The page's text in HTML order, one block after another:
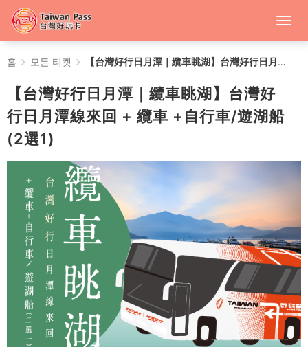
【台
灣
好
行
홈 모든 티켓 【台灣好行日月潭｜纜車眺湖】台灣好行日月潭線來回 + 纜車 +自行車/遊湖船 (2選1)
【台灣好行日月潭｜纜車眺湖】台灣好
行日月潭線來回 + 纜車 +自行車/遊湖船
(2選1)